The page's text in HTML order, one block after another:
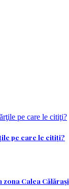
pe care le citiţi?
Calea Călăraşi